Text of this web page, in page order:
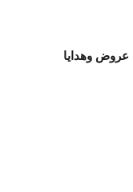
عروض وهدايا